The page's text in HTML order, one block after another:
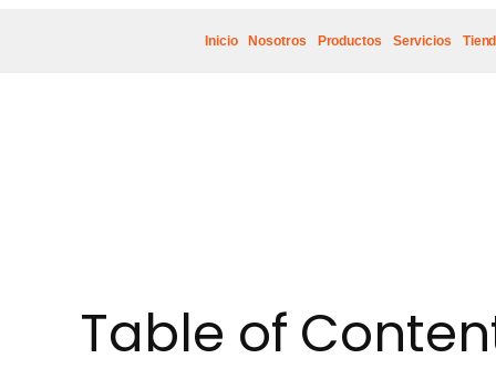
Inicio Nosotros Productos Servicios
Table of